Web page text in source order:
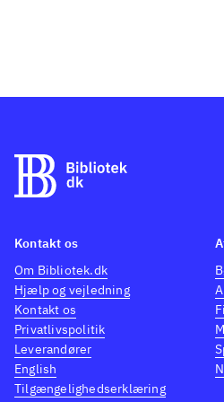
for både Emily og Døden.
stemning flot,samtidig med
indeholder meget stof til
oplæg til filosofisk samtale
om livet og døden. Bogen
den filosofiske
kunne samtale filosofisk
og forslag til øvelser og
samtaleoplæg. Bøgerne er
de første bøger i en serie
Kontakt os
Om Bibliotek.dk
Hjælp og vejledning
Kontakt os
Privatlivspolitik
Leverandører
English
Tilgængelighedserklæring